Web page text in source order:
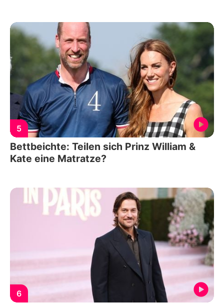
5
Bettbeichte: Teilen sich Prinz William &
Kate eine Matratze?
6